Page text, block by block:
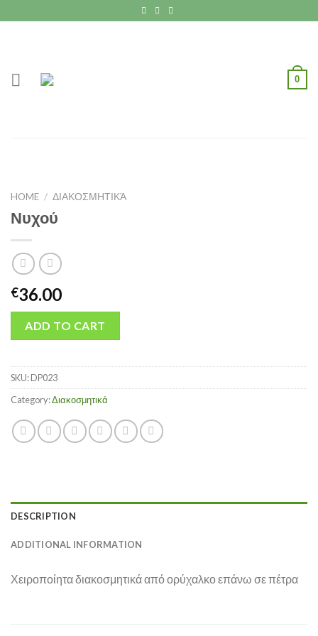
to
0
HOME / ΔΙΑΚΟΣΜΗΤΙΚΆ
Νυχού
€36.00
ADD TO CART
SKU:DP023
Category:Διακοσμητικά
DESCRIPTION
ADDITIONAL INFORMATION
Χειροποίητα διακοσμητικά από ορύχαλκο επάνω σε πέτρα